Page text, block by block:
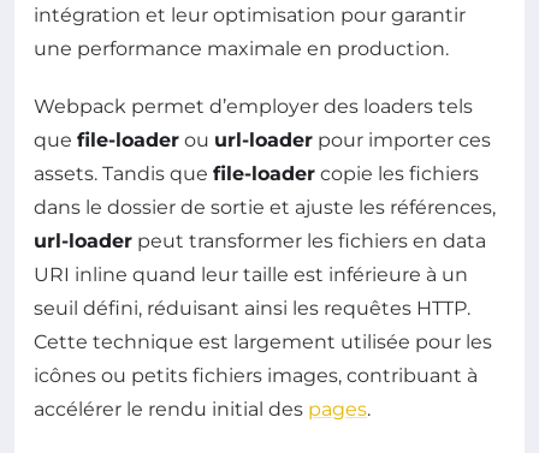
intégration et leur optimisation pour garantir
une performance maximale en production.
Webpack permet d’employer des loaders tels
que file-loader ou url-loader pour importer ces
assets. Tandis que file-loader copie les fichiers
dans le dossier de sortie et ajuste les références,
url-loader peut transformer les fichiers en data
URI inline quand leur taille est inférieure à un
seuil défini, réduisant ainsi les requêtes HTTP.
Cette technique est largement utilisée pour les
icônes ou petits fichiers images, contribuant à
accélérer le rendu initial des pages.